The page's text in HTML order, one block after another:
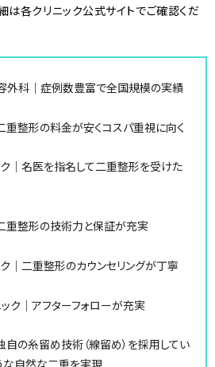
各クリニック公式サイトでご確認くだ
科｜症例数豊富で全国規模の実績
整形の料金が安くコスパ重視に向く
｜名医を指名して二重整形を受けた
整形の技術力と保証が充実
｜二重整形のカウンセリングが丁寧
ク｜アフターフォローが充実
の糸留め技術（線留め）を採用してい